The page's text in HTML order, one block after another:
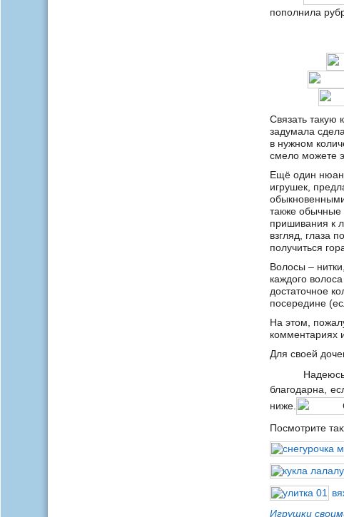
пополнила
Связать такую
задумала
в нужном
смело можете
Ещё один
игрушек,
также обычные
пришивания к
взгляд, глаза
получиться
Волосы –
каждого
достаточное
посередине
На этом,
комментариях
Для своей
благодарна,
ниже.
Посмотрите
Игрушки